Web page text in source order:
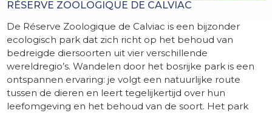
RÉSERVE ZOOLOGIQUE DE CALVIAC
De Réserve Zoologique de Calviac is een bijzonder
ecologisch park dat zich richt op het behoud van
bedreigde diersoorten uit vier verschillende
wereldregio’s. Wandelen door het bosrijke park is een
ontspannen ervaring: je volgt een natuurlijke route
tussen de dieren en leert tegelijkertijd over hun
leefomgeving en het behoud van de soort. Het park